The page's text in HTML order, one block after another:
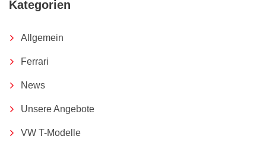
Kategorien
Allgemein
Ferrari
News
Unsere Angebote
VW T-Modelle